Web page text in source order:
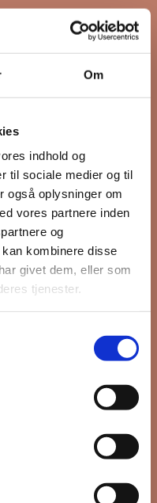
Om
indhold og
til sociale medier og til
også oplysninger om
vores partnere inden
og
kombinere disse
givet dem, eller som
tjenester.
FB
hvad der sker
nyhedsbrev
invitation til
sætter nye
så du